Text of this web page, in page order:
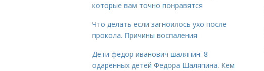
которые вам точно понравятся
Что делать если загноилось ухо после
прокола. Причины воспаления
Дети федор иванович шаляпин. 8
одаренных детей Федора Шаляпина. Кем